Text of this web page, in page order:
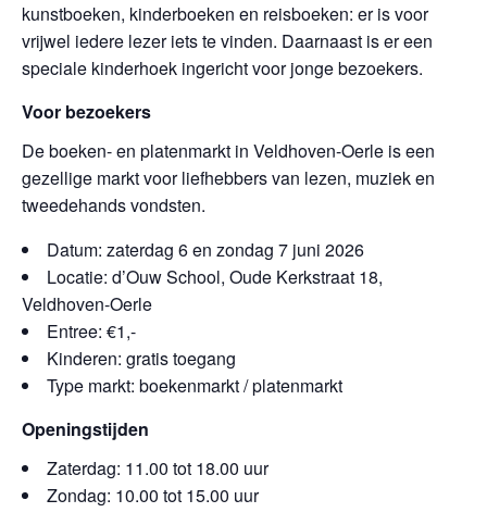
kunstboeken, kinderboeken en reisboeken: er is voor
vrijwel iedere lezer iets te vinden. Daarnaast is er een
speciale kinderhoek ingericht voor jonge bezoekers.
Voor bezoekers
De boeken- en platenmarkt in Veldhoven-Oerle is een
gezellige markt voor liefhebbers van lezen, muziek en
tweedehands vondsten.
Datum: zaterdag 6 en zondag 7 juni 2026
Locatie: d’Ouw School, Oude Kerkstraat 18,
Veldhoven-Oerle
Entree: €1,-
Kinderen: gratis toegang
Type markt: boekenmarkt / platenmarkt
Openingstijden
Zaterdag: 11.00 tot 18.00 uur
Zondag: 10.00 tot 15.00 uur